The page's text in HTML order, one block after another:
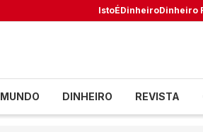
IstoÉDinheiroDinheiro
MUNDO DINHEIRO REVISTA